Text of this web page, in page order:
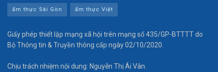
ẩm thực Sài Gòn ẩm thực Việt
Giấy phép thiết lập mạng xã hội trên mạng số 435/GP-BTTTT do
Bộ Thông tin & Truyền thông cấp ngày 02/10/2020.
Chịu trách nhiệm nội dung: Nguyễn Thị Ái Vân.